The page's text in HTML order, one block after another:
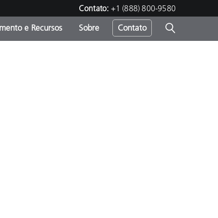
Contato: +1 (888) 800-9580
e Recursos Sobre Contato